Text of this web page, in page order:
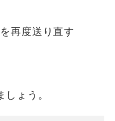
再度送り直す
ょう。